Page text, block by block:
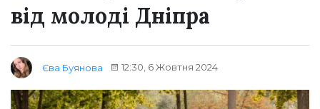
від молоді Дніпра
Єва Буянова 12:30, 6 Жовтня 2024